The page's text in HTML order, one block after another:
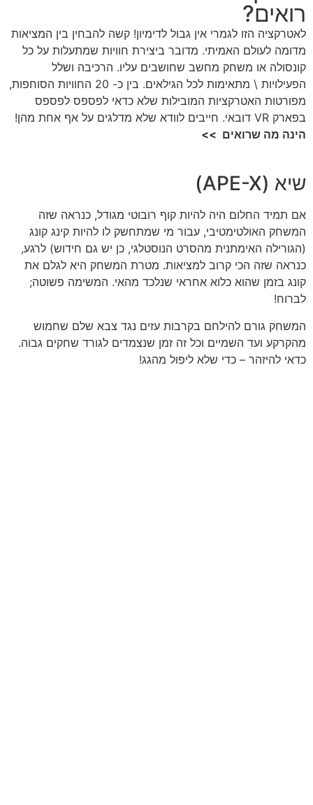
רואים?
לאטרקציה הזו לגמרי אין גבול לדימיון! קשה להבחין בין המציאות
מדומה לעולם האמיתי. מדובר ביצירת חוויות שמתעלות על כל
קונסולה או משחק מחשב שחושבים עליו. הרכיבה ושלל
הפעילויות \ מתאימות לכל הגילאים. בין כ- 20 החוויות הסוחפות,
מפורטות האטרקציות המובילות שלא כדאי לפספס לפספס
בפארק VR דובאי. חייבים לוודא שלא מדלגים על אף אחת מהן!
הינה מה שרואים >>
שיא (APE-X)
אם תמיד החלום היה להיות קוף רובוטי מגודל, כנראה שזה
המשחק האולטימטיבי, עבור מי שמתחשק לו להיות קינג קונג
(הגורילה האימתנית מהסרט הנוסטלגי, כן יש גם חידוש) לרגע,
כנראה שזה הכי קרוב למציאות. מטרת המשחק היא לגלם את
קונג בזמן שהוא כלוא אחראי שנלכד מהאי. המשימה פשוטה;
לברוח!
המשחק גורם להילחם בקרבות עזים נגד צבא שלם שחמוש
מהקרקע ועד השמיים וכל זה זמן שנצמדים לגורד שחקים גבוה.
כדאי להיזהר – כדי שלא ליפול מהגג!